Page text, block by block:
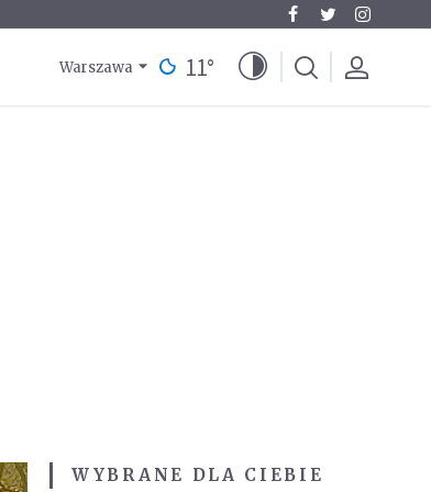
Warszawa 11°
WYBRANE DLA CIEBIE